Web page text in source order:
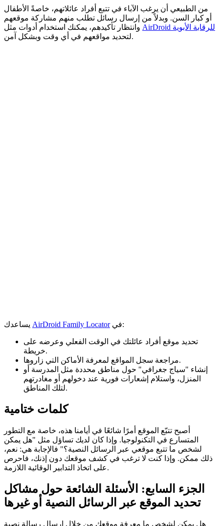
من الطبيعي أن يرغب الآباء في تتبع أفراد عائلاتهم، خاصةً الأطفال
أو كبار السن. وبدلاً من إرسال رسائل تطلب منهم مشاركة موقعهم
AirDroid للرقابة الأبوية
لتحديد مواقعهم في أي وقت وبشكل آمن.
AirDroid Family Locator في:
تحديد موقع أفراد عائلتك في الوقت الفعلي وعرضه على
خريطة.
مراجعة سجل المواقع لمعرفة الأماكن التي زاروها.
إنشاء "سياج جغرافي" حول مناطق محددة مثل المدرسة أو
المنزل، واستلام إشعارات فورية عند دخولهم أو مغادرتهم
لتلك المناطق.
كلمات ختامية
أصبح تتبّع الموقع أمرًا شائعًا في أيامنا هذه، خاصة مع التطور
المتسارع في التكنولوجيا. وإذا كان لديك تساؤل مثل "هل يمكن
لشخص ما تتبع موقعي عبر الرسائل النصية؟" فالإجابة هي: نعم،
ذلك ممكن. وإذا كنت لا ترغب في كشف موقعك دون إذنك، فاحرص
على اتخاذ التدابير الوقائية اللازمة.
الجزء السابع: الأسئلة الشائعة حول مشاكل
تحديد الموقع عبر الرسائل النصية أو غيرها
هل يمكن لشخص ما معرفة موقعك من خلال إرسال رسالة نصية